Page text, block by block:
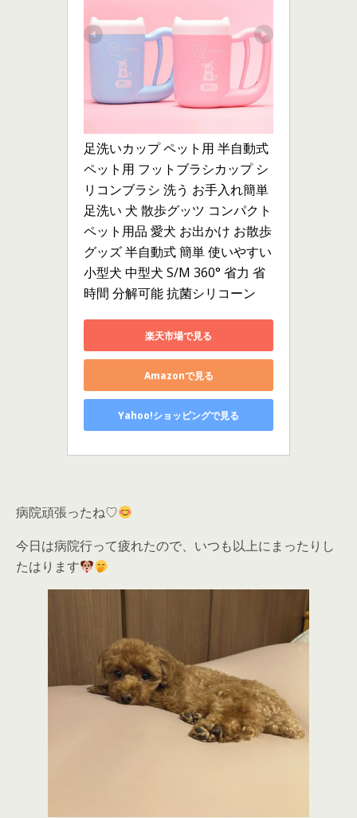
足洗いカップ ペット用 半自動式
ペット用 フットブラシカップ シ
リコンブラシ 洗う お手入れ簡単
足洗い 犬 散歩グッツ コンパクト
ペット用品 愛犬 お出かけ お散歩
グッズ 半自動式 簡単 使いやすい
小型犬 中型犬 S/M 360° 省力 省
時間 分解可能 抗菌シリコーン
楽天市場で見る
Amazonで見る
Yahoo!ショッピングで見る
病院頑張ったね♡
今日は病院行って疲れたので、いつも以上にまったりし
たはります